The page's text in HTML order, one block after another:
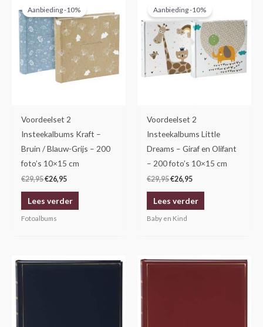
Aanbieding -10%
Voordeelset 2
Insteekalbums Kraft –
Bruin / Blauw-Grijs – 200
foto’s 10×15 cm
€29,95
prijs
was:
€29,95.
€26,95
is:
€26,95.
Lees verder
Fotoalbums
Aanbieding -10%
Voordeelset 2
Insteekalbums Little
Dreams – Giraf en Olifant
– 200 foto’s 10×15 cm
€29,95
prijs
was:
€29,95.
€26,95
is:
€26,95.
Lees verder
Baby en Kind